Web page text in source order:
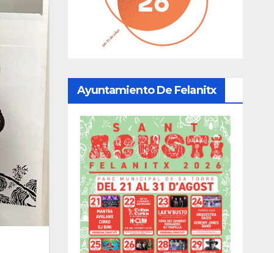
Ayuntamiento De Felanitx